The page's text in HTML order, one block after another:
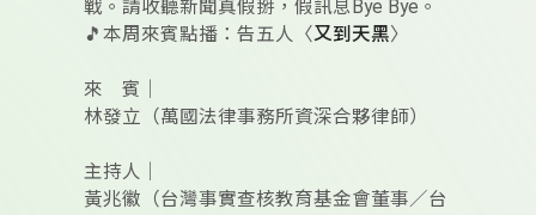
戰。請收聽新聞真假掰，假訊息Bye Bye。
🎵本周來賓點播：告五人〈又到天黑〉
來 賓｜
林發立（萬國法律事務所資深合夥律師）
主持人｜
黃兆徽（台灣事實查核教育基金會董事／台